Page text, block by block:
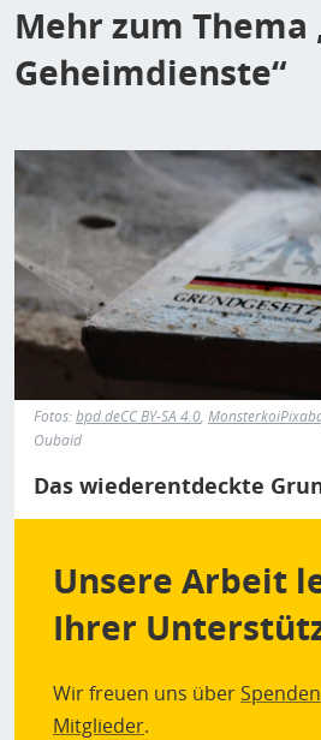
Mehr zum Thema
Geheimdienste“
Bild
Fotos:bpd.deCC BY-SA 4.0, Monsterkoi
Oubaid
Das wiederentdeckte
Unsere Arbeit
Ihrer
Wir freuen uns über Spenden
Mitglieder.